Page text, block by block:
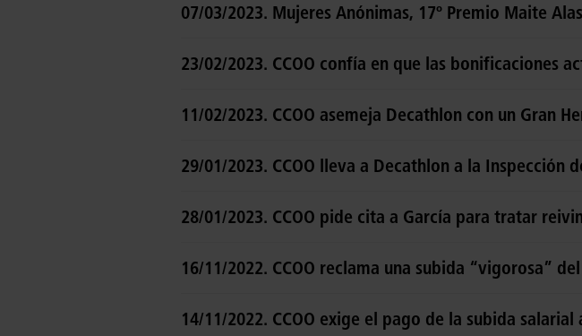
07/03/2023. Mujeres Anónimas, 17º Premio Maite
23/02/2023. CCOO confía en que las bonificaciones
11/02/2023. CCOO asemeja Decathlon con un
29/01/2023. CCOO lleva a Decathlon a la
28/01/2023. CCOO pide cita a García para tratar
16/11/2022. CCOO reclama una subida “vigorosa”
14/11/2022. CCOO exige el pago de la subida